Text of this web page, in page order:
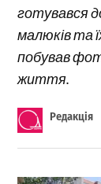
готувався
малюків та
побував
життя.
Редакція